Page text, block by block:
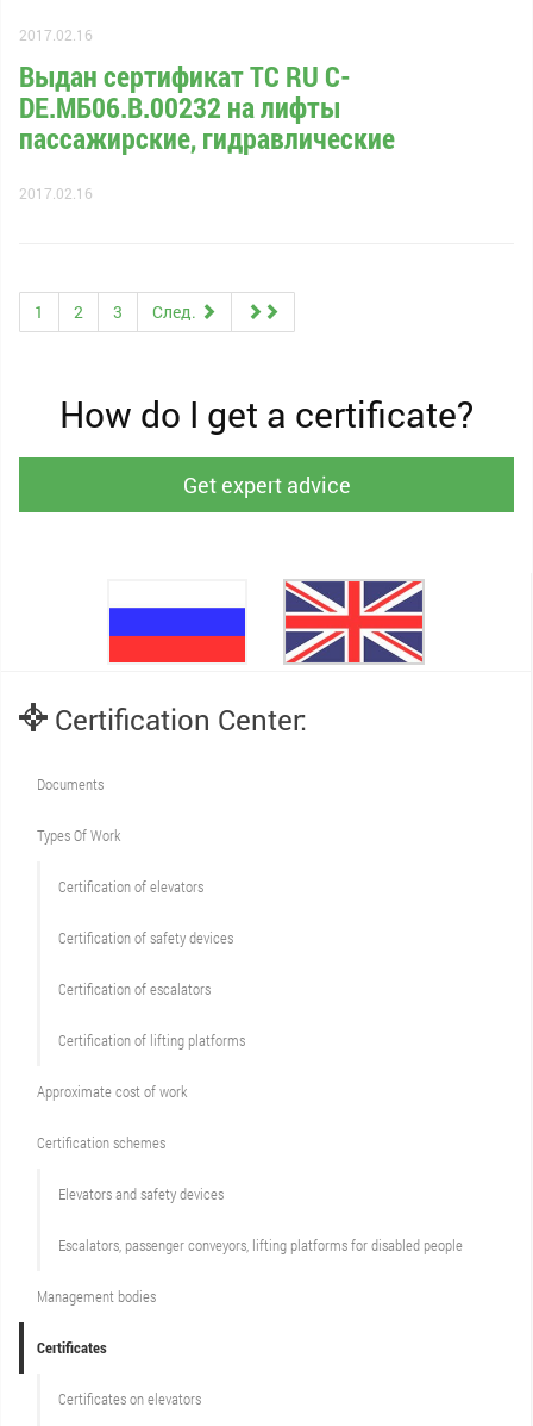
2017.02.16
Выдан сертификат ТС RU С-
DE.МБ06.В.00232 на лифты
пассажирские, гидравлические
2017.02.16
1 2 3 След.
How do I get a certificate?
Get expert advice
Certification Center:
Documents
Types Of Work
Сertification of elevators
Сertification of safety devices
Certification of escalators
Certification of lifting platforms
Approximate cost of work
Сertification schemes
Elevators and safety devices
Escalators, passenger conveyors, lifting platforms for disabled people
Management bodies
Certificates
Certificates on elevators